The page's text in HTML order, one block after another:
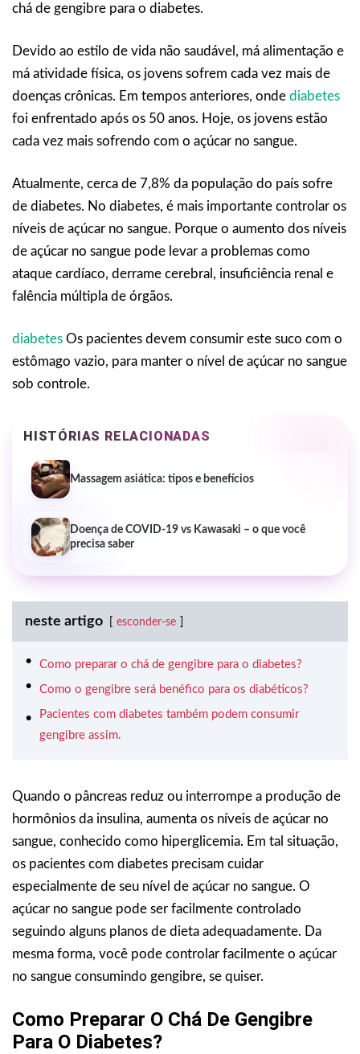
chá de gengibre para o diabetes.
Devido ao estilo de vida não saudável, má alimentação e
má atividade física, os jovens sofrem cada vez mais de
doenças crônicas. Em tempos anteriores, onde diabetes
foi enfrentado após os 50 anos. Hoje, os jovens estão
cada vez mais sofrendo com o açúcar no sangue.
Atualmente, cerca de 7,8% da população do país sofre
de diabetes. No diabetes, é mais importante controlar os
níveis de açúcar no sangue. Porque o aumento dos níveis
de açúcar no sangue pode levar a problemas como
ataque cardíaco, derrame cerebral, insuficiência renal e
falência múltipla de órgãos.
diabetes Os pacientes devem consumir este suco com o
estômago vazio, para manter o nível de açúcar no sangue
sob controle.
HISTÓRIAS RELACIONADAS
Massagem asiática: tipos e benefícios
Doença de COVID-19 vs Kawasaki – o que você
precisa saber
neste artigo esconder-se
Como preparar o chá de gengibre para o diabetes?
Como o gengibre será benéfico para os diabéticos?
Pacientes com diabetes também podem consumir
gengibre assim.
Quando o pâncreas reduz ou interrompe a produção de
hormônios da insulina, aumenta os níveis de açúcar no
sangue, conhecido como hiperglicemia. Em tal situação,
os pacientes com diabetes precisam cuidar
especialmente de seu nível de açúcar no sangue. O
açúcar no sangue pode ser facilmente controlado
seguindo alguns planos de dieta adequadamente. Da
mesma forma, você pode controlar facilmente o açúcar
no sangue consumindo gengibre, se quiser.
Como Preparar O Chá De Gengibre
Para O Diabetes?